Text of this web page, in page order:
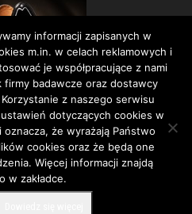
informacji zapisanych w
m.in. w celach reklamowych i
je współpracujące z nami
badawcze oraz dostawcy
z naszego serwisu
dotyczących cookies w
że wyrażają Państwo
cookies oraz że będą one
Więcej informacji znajdą
w zakładce.